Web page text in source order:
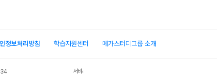
정보처리방침 학습지원센터 메가스터디그룹 소개
서비스 가입사실 확인